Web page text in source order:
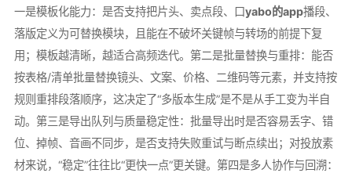
一是模板化能力：是否支持把片头、卖点段、口yabo的app播段、
落版定义为可替换模块，且能在不破坏关键帧与转场的前提下复
用；模板越清晰，越适合高频迭代。第二是批量替换与重排：能否
按表格/清单批量替换镜头、文案、价格、二维码等元素，并支持按
规则重排段落顺序，这决定了“多版本生成”是不是从手工变为半自
动。第三是导出队列与质量稳定性：批量导出时是否容易丢字、错
位、掉帧、音画不同步，是否支持失败重试与断点续出；对投放素
材来说，“稳定”往往比“更快一点”更关键。第四是多人协作与回溯：